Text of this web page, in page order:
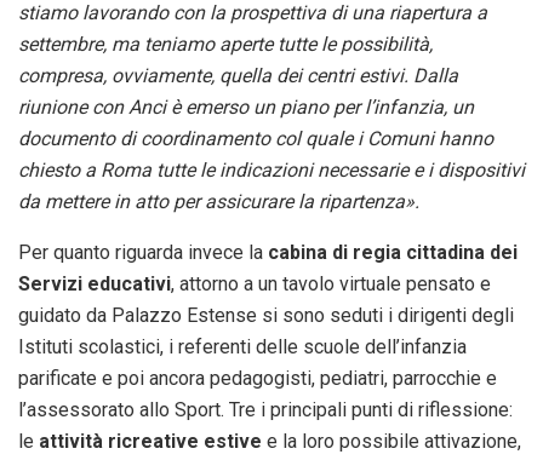
stiamo lavorando con la prospettiva di una riapertura a
settembre, ma teniamo aperte tutte le possibilità,
compresa, ovviamente, quella dei centri estivi. Dalla
riunione con Anci è emerso un piano per l’infanzia, un
documento di coordinamento col quale i Comuni hanno
chiesto a Roma tutte le indicazioni necessarie e i dispositivi
da mettere in atto per assicurare la ripartenza».
Per quanto riguarda invece la cabina di regia cittadina dei
Servizi educativi, attorno a un tavolo virtuale pensato e
guidato da Palazzo Estense si sono seduti i dirigenti degli
Istituti scolastici, i referenti delle scuole dell’infanzia
parificate e poi ancora pedagogisti, pediatri, parrocchie e
l’assessorato allo Sport. Tre i principali punti di riflessione:
le attività ricreative estive e la loro possibile attivazione,